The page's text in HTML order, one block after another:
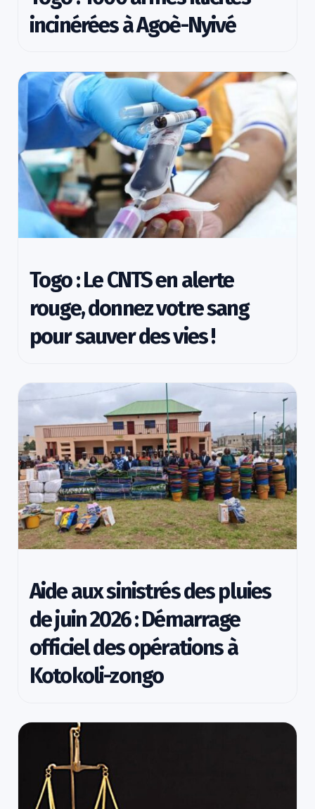
incinérées à Agoè-Nyivé
Togo : Le CNTS en alerte
rouge, donnez votre sang
pour sauver des vies !
Aide aux sinistrés des pluies
de juin 2026 : Démarrage
officiel des opérations à
Kotokoli-zongo